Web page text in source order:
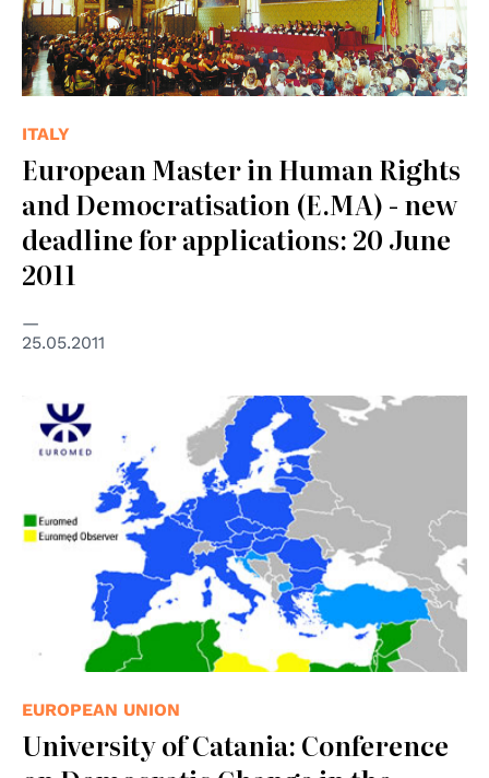
ITALY
European Master in Human Rights
and Democratisation (E.MA) - new
deadline for applications: 20 June
2011
25.05.2011
© EU/UE
EUROPEAN UNION
University of Catania: Conference